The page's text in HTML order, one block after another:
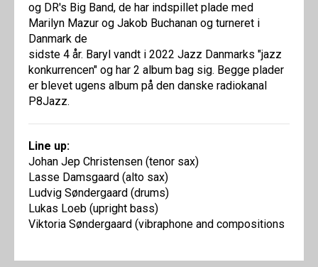
og DR's Big Band, de har indspillet plade med
Marilyn Mazur og Jakob Buchanan og turneret i
Danmark de
sidste 4 år. Baryl vandt i 2022 Jazz Danmarks "jazz
konkurrencen" og har 2 album bag sig. Begge plader
er blevet ugens album på den danske radiokanal
P8Jazz.
Line up:
Johan Jep Christensen (tenor sax)
Lasse Damsgaard (alto sax)
Ludvig Søndergaard (drums)
Lukas Loeb (upright bass)
Viktoria Søndergaard (vibraphone and compositions